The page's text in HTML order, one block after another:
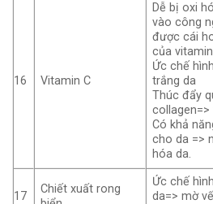
16 Vitamin C
Dễ bị oxi
vào công
được cái
của
Ức chế
trắng da
Thúc đẩy
Có khả
cho da =>
hóa da.
17
Chiết xuất rong
Ức chế
da=> mờ